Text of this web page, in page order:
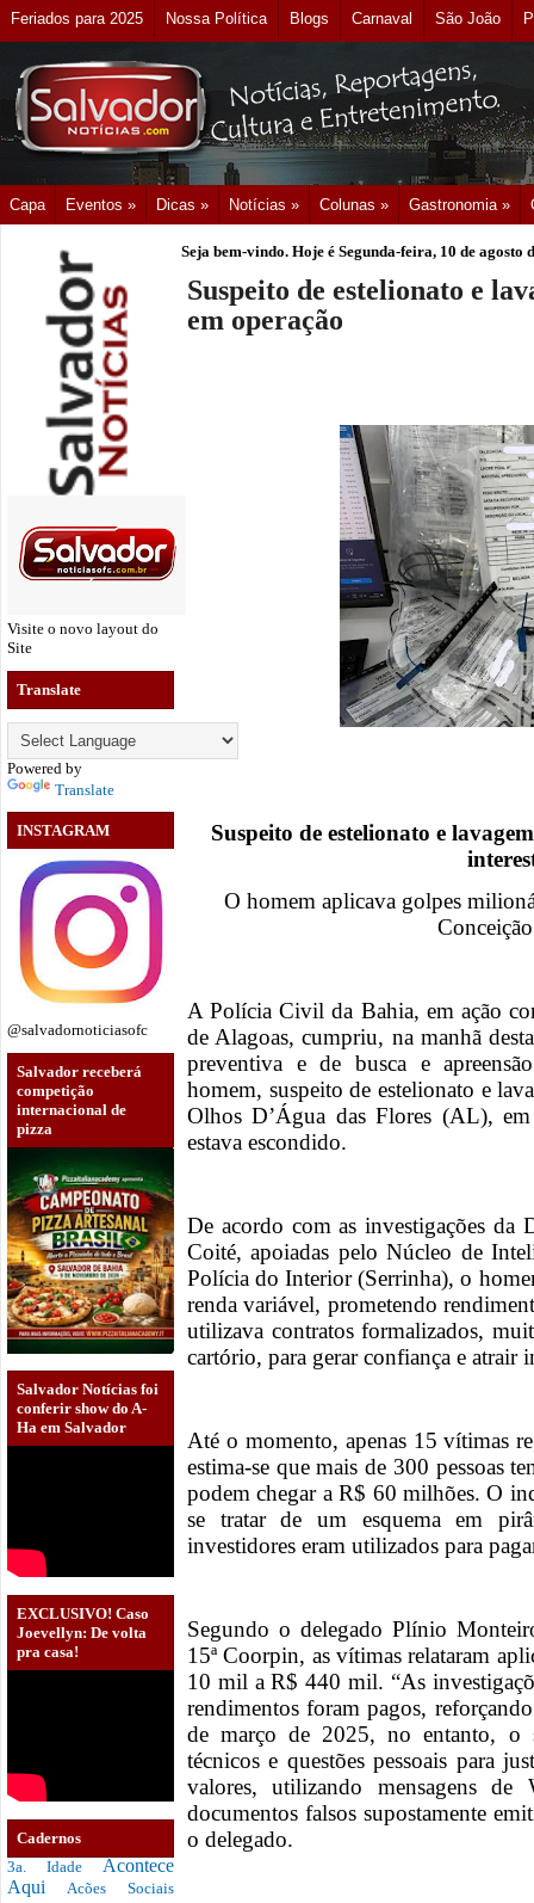
Feriados para 2025 Nossa Política Blogs Carnaval São João
Capa Eventos » Dicas » Notícias » Colunas » Gastronomia »
Visite o novo layout do
Site
Translate
Powered by
Translate
INSTAGRAM
@salvadornoticiasofc
Salvador receberá
competição
internacional de
pizza
Salvador Notícias foi
conferir show do A-
Ha em Salvador
EXCLUSIVO! Caso
Joevellyn: De volta
pra casa!
Cadernos
3a. Idade Acontece
Aqui Acões Sociais
Seja bem-vindo. Hoje é Segunda-feira, 10 de agosto
Suspeito de estelionato e
em operação
Suspeito de estelionato e
O homem aplicava golpes
A Polícia Civil da Bahia, em ação
de Alagoas, cumpriu, na manhã
preventiva e de busca e
homem, suspeito de estelionato e
Olhos D’Água das Flores (AL),
estava escondido.
De acordo com as investigações da
Coité, apoiadas pelo Núcleo de
Polícia do Interior (Serrinha), o
renda variável, prometendo
utilizava contratos formalizados,
cartório, para gerar confiança e atrair
Até o momento, apenas 15 vítimas
estima-se que mais de 300 pessoas
podem chegar a R$ 60 milhões. O
se tratar de um esquema em
investidores eram utilizados para
Segundo o delegado Plínio
15ª Coorpin, as vítimas relataram
10 mil a R$ 440 mil. “As
rendimentos foram pagos,
de março de 2025, no entanto, o
técnicos e questões pessoais para
valores, utilizando mensagens de
documentos falsos supostamente
o delegado.